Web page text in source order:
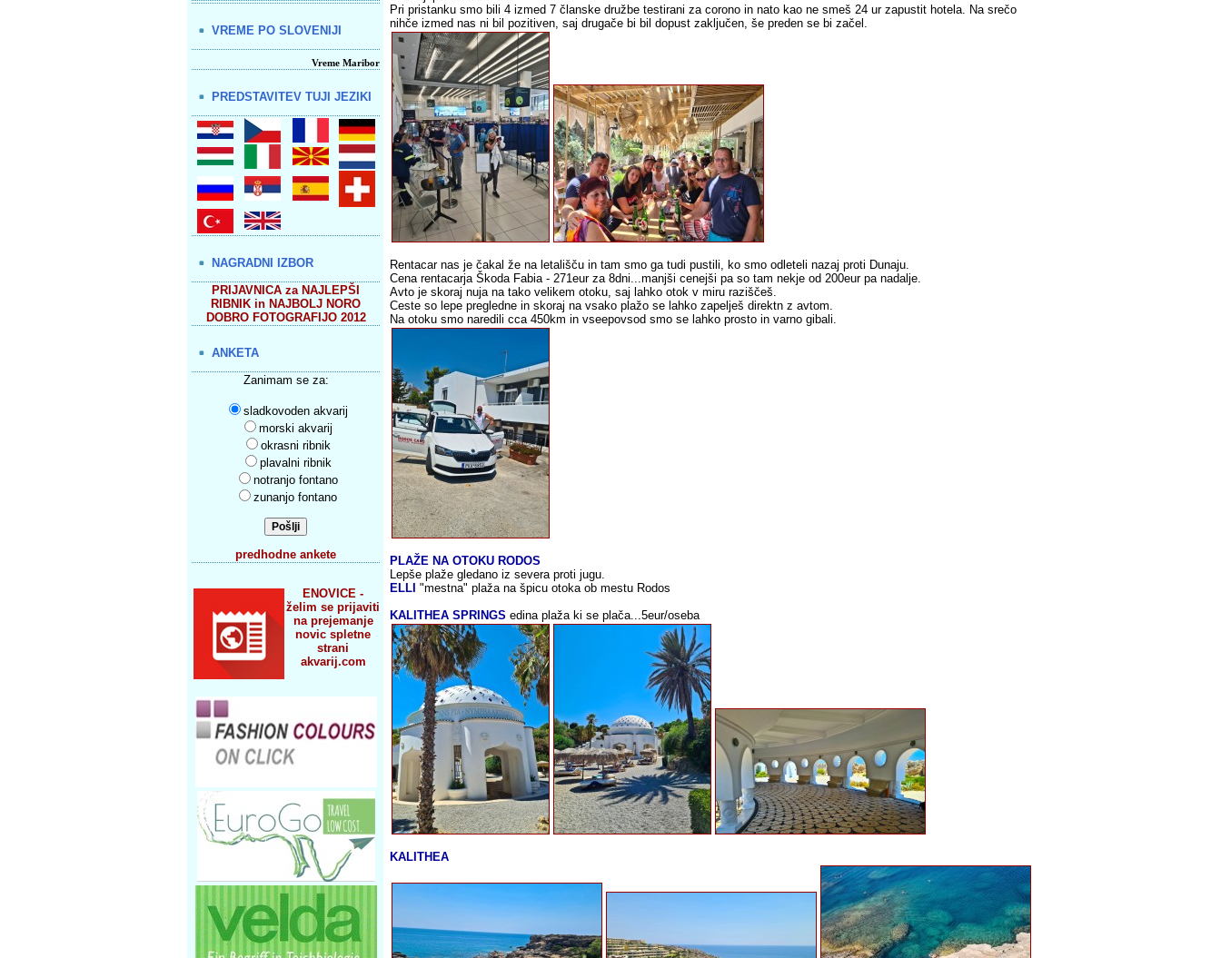
VREME PO SLOVENIJI
Vreme Maribor
PREDSTAVITEV TUJI JEZIKI
NAGRADNI IZBOR
PRIJAVNICA za NAJLEPŠI
RIBNIK in NAJBOLJ NORO
DOBRO FOTOGRAFIJO 2012
ANKETA
Zanimam se za:
sladkovoden akvarij
morski akvarij
okrasni ribnik
plavalni ribnik
notranjo fontano
zunanjo fontano
predhodne ankete
ENOVICE -
želim se prijaviti
na prejemanje
novic spletne
strani
akvarij.com
Pri pristanku smo bili 4 izmed 7 članske družbe testirani za corono in nato kao ne smeš 24 ur zapustit hotela. Na srečo
nihče izmed nas ni bil pozitiven, saj drugače bi bil dopust zaključen, še preden se bi začel.
Rentacar nas je čakal že na letališču in tam smo ga tudi pustili, ko smo odleteli nazaj proti Dunaju.
Cena rentacarja Škoda Fabia - 271eur za 8dni...manjši cenejši pa so tam nekje od 200eur pa nadalje.
Avto je skoraj nuja na tako velikem otoku, saj lahko otok v miru raziščeš.
Ceste so lepe pregledne in skoraj na vsako plažo se lahko zapelješ direktn z avtom.
Na otoku smo naredili cca 450km in vseepovsod smo se lahko prosto in varno gibali.
PLAŽE NA OTOKU RODOS
Lepše plaže gledano iz severa proti jugu.
ELLI "mestna" plaža na špicu otoka ob mestu Rodos
KALITHEA SPRINGS edina plaža ki se plača...5eur/oseba
KALITHEA